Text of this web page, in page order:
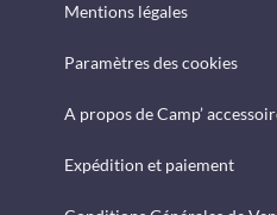
Mentions légales
Paramètres des cookies
A propos de Camp’
Expédition et paiement